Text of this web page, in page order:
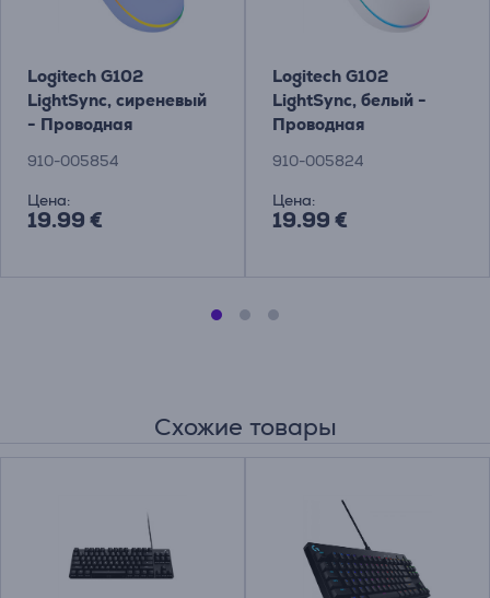
Logitech G102
LightSync, сиреневый
- Проводная
910-005854
Цена:
19.99 €
Logitech G102
LightSync, белый -
Проводная
910-005824
Цена:
19.99 €
Схожие товары